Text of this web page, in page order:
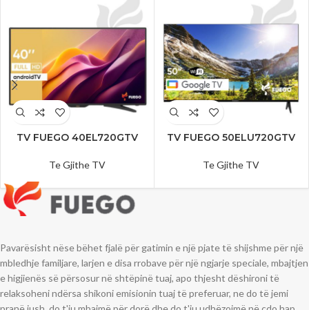
TV FUEGO 40EL720GTV
Te Gjithe TV
TV FUEGO 50ELU720GTV
Te Gjithe TV
Pavarësisht nëse bëhet fjalë për gatimin e një pjate të shijshme për një
mbledhje familjare, larjen e disa rrobave për një ngjarje speciale, mbajtjen
e higjienës së përsosur në shtëpinë tuaj, apo thjesht dëshironi të
relaksoheni ndërsa shikoni emisionin tuaj të preferuar, ne do të jemi